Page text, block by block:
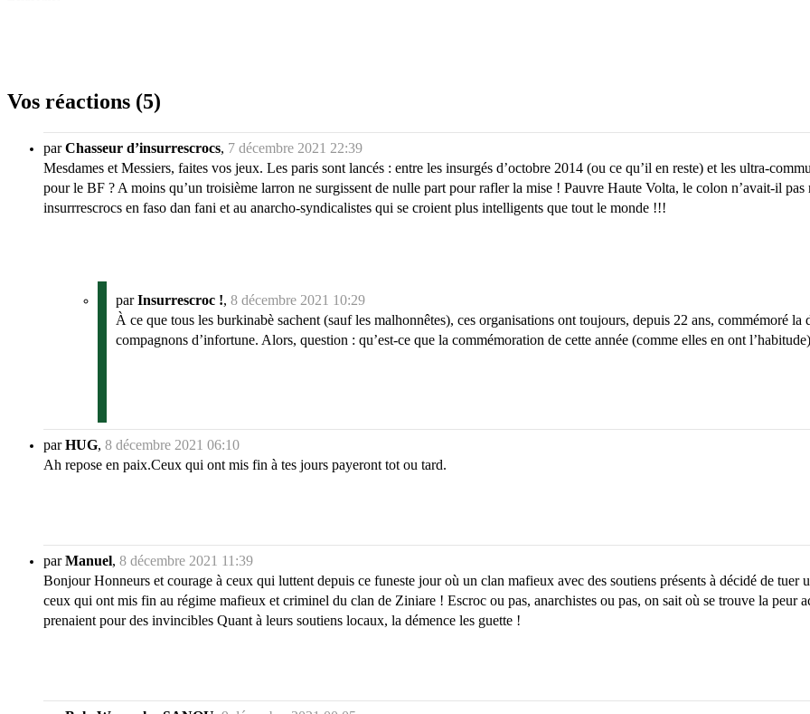
Vos réactions (5)
parChasseur d’insurrescrocs, 7 décembre 2021 22:39
Mesdames et Messiers, faites vos jeux. Les paris sont lancés : entre les insurgés d’octobre 2014 (ou ce qu’il en reste) et les ultra-
pour le BF ? A moins qu’un troisième larron ne surgissent de nulle part pour rafler la mise ! Pauvre Haute Volta, le colon n’avait-il
insurrrescrocs en faso dan fani et au anarcho-syndicalistes qui se croient plus intelligents que tout le monde !!!
parInsurrescroc !, 8 décembre 2021 10:29
À ce que tous les burkinabè sachent (sauf les malhonnêtes), ces organisations ont toujours, depuis 22 ans, commémoré la
compagnons d’infortune. Alors, question : qu’est-ce que la commémoration de cette année (comme elles en ont
parHUG, 8 décembre 2021 06:10
Ah repose en paix.Ceux qui ont mis fin à tes jours payeront tot ou tard.
parManuel, 8 décembre 2021 11:39
Bonjour Honneurs et courage à ceux qui luttent depuis ce funeste jour où un clan mafieux avec des soutiens présents à décidé de
ceux qui ont mis fin au régime mafieux et criminel du clan de Ziniare ! Escroc ou pas, anarchistes ou pas, on sait où se trouve la
prenaient pour des invincibles Quant à leurs soutiens locaux, la démence les guette !